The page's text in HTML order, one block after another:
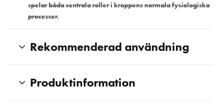
spelar båda centrala roller i kroppens normala fysiologiska
processer.
Rekommenderad användning
Produktinformation